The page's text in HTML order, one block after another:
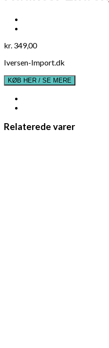
kr. 349,00
Iversen-Import.dk
KØB HER / SE MERE
Relaterede varer